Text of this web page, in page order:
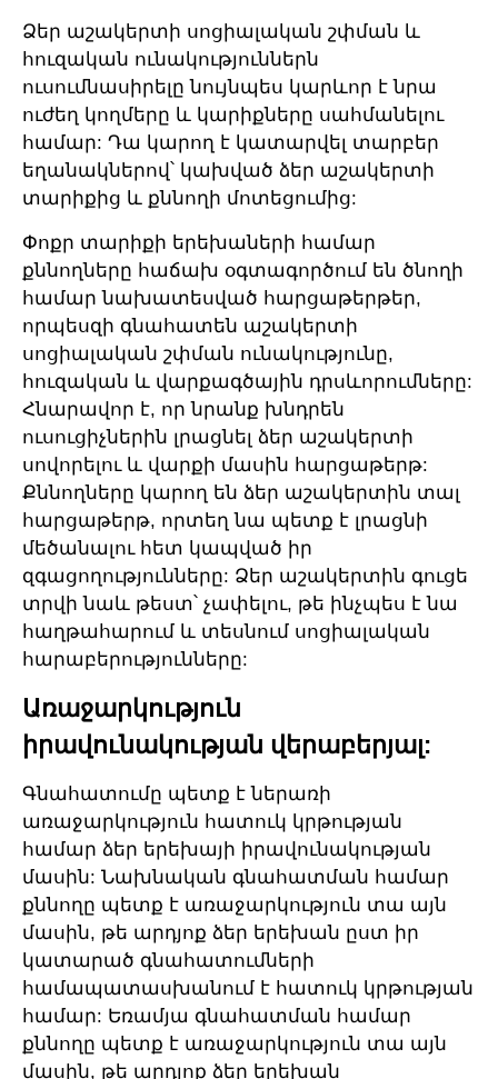
Ձեր աշակերտի սոցիալական շփման և
հուզական ունակություններն
ուսումնասիրելը նույնպես կարևոր է նրա
ուժեղ կողմերը և կարիքները սահմանելու
համար: Դա կարող է կատարվել տարբեր
եղանակներով՝ կախված ձեր աշակերտի
տարիքից և քննողի մոտեցումից:
Փոքր տարիքի երեխաների համար
քննողները հաճախ օգտագործում են ծնողի
համար նախատեսված հարցաթերթեր,
որպեսզի գնահատեն աշակերտի
սոցիալական շփման ունակությունը,
հուզական և վարքագծային դրսևորումները:
Հնարավոր է, որ նրանք խնդրեն
ուսուցիչներին լրացնել ձեր աշակերտի
սովորելու և վարքի մասին հարցաթերթ:
Քննողները կարող են ձեր աշակերտին տալ
հարցաթերթ, որտեղ նա պետք է լրացնի
մեծանալու հետ կապված իր
զգացողությունները: Ձեր աշակերտին գուցե
տրվի նաև թեստ՝ չափելու, թե ինչպես է նա
հաղթահարում և տեսնում սոցիալական
հարաբերությունները:
Առաջարկություն
իրավունակության վերաբերյալ:
Գնահատումը պետք է ներառի
առաջարկություն հատուկ կրթության
համար ձեր երեխայի իրավունակության
մասին: Նախնական գնահատման համար
քննողը պետք է առաջարկություն տա այն
մասին, թե արդյոք ձեր երեխան ըստ իր
կատարած գնահատումների
համապատասխանում է հատուկ կրթության
համար: Եռամյա գնահատման համար
քննողը պետք է առաջարկություն տա այն
մասին, թե արդյոք ձեր երեխան